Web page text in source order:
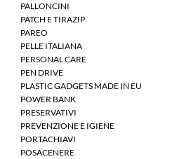
PALLONCINI
PATCH E TIRAZIP
PAREO
PELLE ITALIANA
PERSONAL CARE
PEN DRIVE
PLASTIC GADGETS MADE IN EU
POWER BANK
PRESERVATIVI
PREVENZIONE E IGIENE
PORTACHIAVI
POSACENERE